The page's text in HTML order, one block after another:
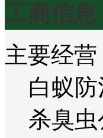
工商信息
主要经营
白蚁
杀臭